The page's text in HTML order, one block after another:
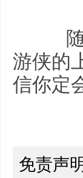
随
游侠的
信你定
免责声